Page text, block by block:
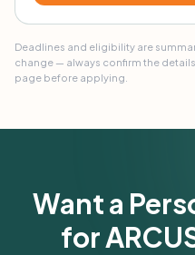
Deadlines and eligibility are
change — always confirm the
page before applying.
Want a
for